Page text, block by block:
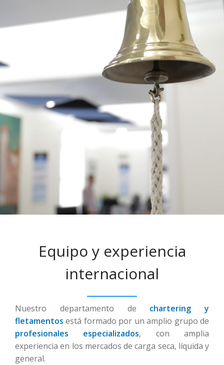
Equipo y experiencia
internacional
Nuestro departamento de chartering y
fletamentos está formado por un amplio grupo de
profesionales especializados, con amplia
experiencia en los mercados de carga seca, líquida y
general.